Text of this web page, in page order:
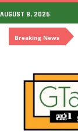
AUGUST 8, 2026
Breaking News